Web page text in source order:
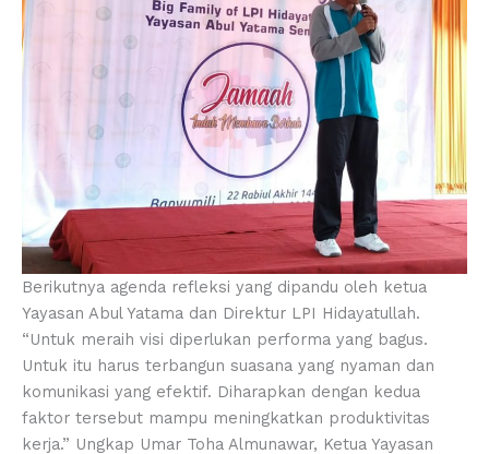
Berikutnya agenda refleksi yang dipandu oleh ketua
Yayasan Abul Yatama dan Direktur LPI Hidayatullah.
“Untuk meraih visi diperlukan performa yang bagus.
Untuk itu harus terbangun suasana yang nyaman dan
komunikasi yang efektif. Diharapkan dengan kedua
faktor tersebut mampu meningkatkan produktivitas
kerja.” Ungkap Umar Toha Almunawar, Ketua Yayasan